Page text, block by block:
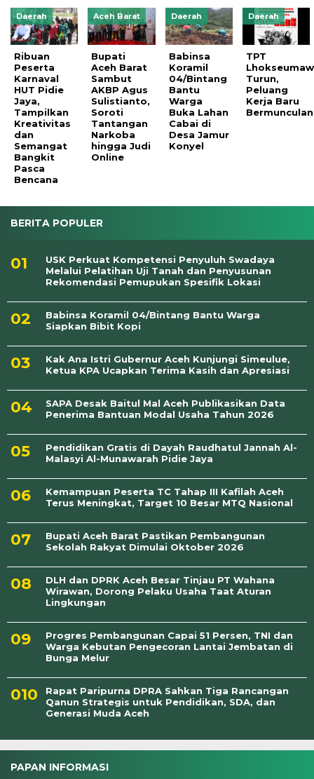
Daerah
Ribuan
Peserta
Karnaval
HUT Pidie
Jaya,
Tampilkan
Kreativitas
dan
Semangat
Bangkit
Pasca
Bencana
Aceh Barat
Bupati
Aceh Barat
Sambut
AKBP Agus
Sulistianto,
Soroti
Tantangan
Narkoba
hingga Judi
Online
Daerah
Babinsa
Koramil
04/Bintang
Bantu
Warga
Buka Lahan
Cabai di
Desa Jamur
Konyel
Daerah
TPT
Turun,
Peluang
Kerja Baru
Bermunculan
BERITA POPULER
USK Perkuat Kompetensi Penyuluh Swadaya
Melalui Pelatihan Uji Tanah dan Penyusunan
Rekomendasi Pemupukan Spesifik Lokasi
Babinsa Koramil 04/Bintang Bantu Warga
Siapkan Bibit Kopi
Kak Ana Istri Gubernur Aceh Kunjungi Simeulue,
Ketua KPA Ucapkan Terima Kasih dan Apresiasi
SAPA Desak Baitul Mal Aceh Publikasikan Data
Penerima Bantuan Modal Usaha Tahun 2026
Pendidikan Gratis di Dayah Raudhatul Jannah Al-
Malasyi Al-Munawarah Pidie Jaya
Kemampuan Peserta TC Tahap III Kafilah Aceh
Terus Meningkat, Target 10 Besar MTQ Nasional
Bupati Aceh Barat Pastikan Pembangunan
Sekolah Rakyat Dimulai Oktober 2026
DLH dan DPRK Aceh Besar Tinjau PT Wahana
Wirawan, Dorong Pelaku Usaha Taat Aturan
Lingkungan
Progres Pembangunan Capai 51 Persen, TNI dan
Warga Kebutan Pengecoran Lantai Jembatan di
Bunga Melur
Rapat Paripurna DPRA Sahkan Tiga Rancangan
Qanun Strategis untuk Pendidikan, SDA, dan
Generasi Muda Aceh
PAPAN INFORMASI